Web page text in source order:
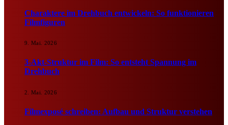
Charaktere im Drehbuch entwickeln: So funktionieren
Filmfiguren
9. Mai. 2026
3-Akt-Struktur im Film: So entsteht Spannung im
Drehbuch
2. Mai. 2026
Filmexposé schreiben: Aufbau und Struktur verstehen